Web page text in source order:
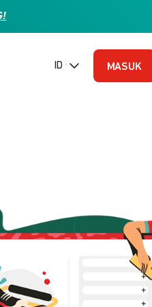
ID (Bahasa Indonesia)
MASUK